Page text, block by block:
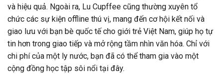
và hiệu quả. Ngoài ra, Lu Cupffee cũng thường xuyên tổ
chức các sự kiện offline thú vị, mang đến cơ hội kết nối và
giao lưu với bạn bè quốc tế cho giới trẻ Việt Nam, giúp họ tự
tin hơn trong giao tiếp và mở rộng tầm nhìn văn hóa. Chỉ với
chi phí của một ly nước, bạn đã có thể tham gia vào một
cộng đồng học tập sôi nổi tại đây.